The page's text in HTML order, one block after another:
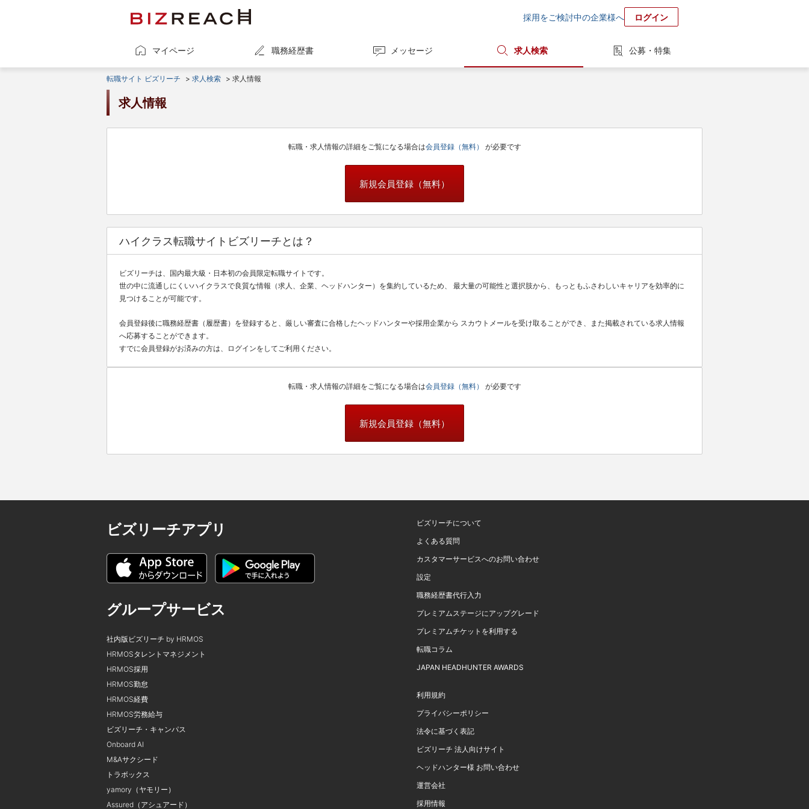
採用をご検討中の企業様へ ログイン
マイページ 職務経歴書 メッセージ 求人検索 公募・特集
転職サイト ビズリーチ > 求人検索 > 求人情報
求人情報
転職・求人情報の詳細をご覧になる場合は会員登録（無料） が必要です
新規会員登録（無料）
ハイクラス転職サイトビズリーチとは？
ビズリーチは、国内最大級・日本初の会員限定転職サイトです。
世の中に流通しにくいハイクラスで良質な情報（求人、企業、ヘッドハンター）を集約しているため、 最大量の可能性と選択肢から、もっともふさわしいキャリアを効率的に
見つけることが可能です。
会員登録後に職務経歴書（履歴書）を登録すると、厳しい審査に合格したヘッドハンターや採用企業から スカウトメールを受け取ることができ、また掲載されている求人情報
へ応募することができます。
すでに会員登録がお済みの方は、ログインをしてご利用ください。
転職・求人情報の詳細をご覧になる場合は会員登録（無料） が必要です
新規会員登録（無料）
ビズリーチアプリ
グループサービス
社内版ビズリーチ by HRMOS
HRMOSタレントマネジメント
HRMOS採用
HRMOS勤怠
HRMOS経費
HRMOS労務給与
ビズリーチ・キャンパス
Onboard AI
M&Aサクシード
トラボックス
yamory（ヤモリー）
Assured（アシュアード）
ビズリーチについて
よくある質問
カスタマーサービスへのお問い合わせ
設定
職務経歴書代行入力
プレミアムステージにアップグレード
プレミアムチケットを利用する
転職コラム
JAPAN HEADHUNTER AWARDS
利用規約
プライバシーポリシー
法令に基づく表記
ビズリーチ 法人向けサイト
ヘッドハンター様 お問い合わせ
運営会社
採用情報